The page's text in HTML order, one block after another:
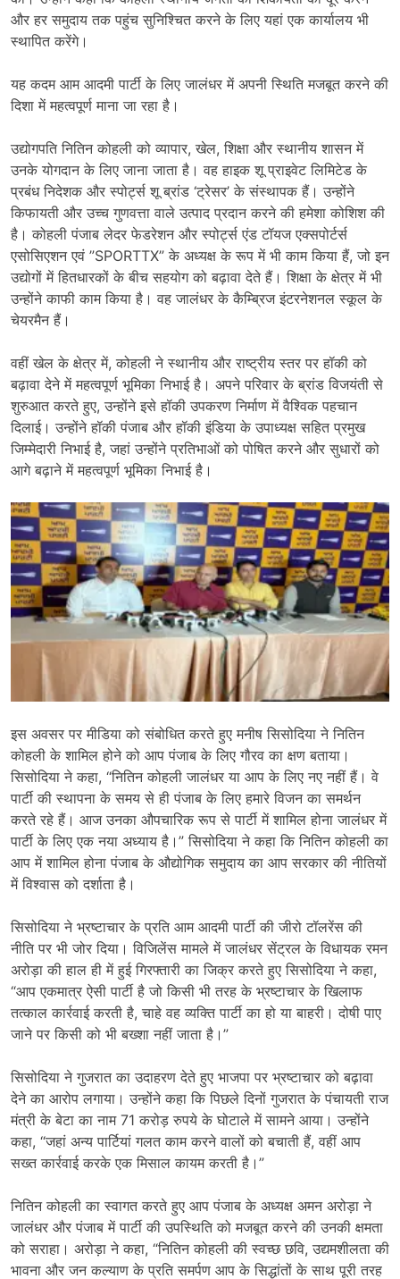
और हर समुदाय तक पहुंच सुनिश्चित करने के लिए यहां एक कार्यालय भी
स्थापित करेंगे।
यह कदम आम आदमी पार्टी के लिए जालंधर में अपनी स्थिति मजबूत करने की
दिशा में महत्वपूर्ण माना जा रहा है।
उद्योगपति नितिन कोहली को व्यापार, खेल, शिक्षा और स्थानीय शासन में
उनके योगदान के लिए जाना जाता है। वह हाइक शू प्राइवेट लिमिटेड के
प्रबंध निदेशक और स्पोर्ट्स शू ब्रांड ‘ट्रेसर’ के संस्थापक हैं। उन्होंने
किफायती और उच्च गुणवत्ता वाले उत्पाद प्रदान करने की हमेशा कोशिश की
है। कोहली पंजाब लेदर फेडरेशन और स्पोर्ट्स एंड टॉयज एक्सपोर्टर्स
एसोसिएशन एवं ”SPORTTX” के अध्यक्ष के रूप में भी काम किया हैं, जो इन
उद्योगों में हितधारकों के बीच सहयोग को बढ़ावा देते हैं। शिक्षा के क्षेत्र में भी
उन्होंने काफी काम किया है। वह जालंधर के कैम्ब्रिज इंटरनेशनल स्कूल के
चेयरमैन हैं।
वहीं खेल के क्षेत्र में, कोहली ने स्थानीय और राष्ट्रीय स्तर पर हॉकी को
बढ़ावा देने में महत्वपूर्ण भूमिका निभाई है। अपने परिवार के ब्रांड विजयंती से
शुरुआत करते हुए, उन्होंने इसे हॉकी उपकरण निर्माण में वैश्विक पहचान
दिलाई। उन्होंने हॉकी पंजाब और हॉकी इंडिया के उपाध्यक्ष सहित प्रमुख
जिम्मेदारी निभाई है, जहां उन्होंने प्रतिभाओं को पोषित करने और सुधारों को
आगे बढ़ाने में महत्वपूर्ण भूमिका निभाई है।
इस अवसर पर मीडिया को संबोधित करते हुए मनीष सिसोदिया ने नितिन
कोहली के शामिल होने को आप पंजाब के लिए गौरव का क्षण बताया।
सिसोदिया ने कहा, “नितिन कोहली जालंधर या आप के लिए नए नहीं हैं। वे
पार्टी की स्थापना के समय से ही पंजाब के लिए हमारे विजन का समर्थन
करते रहे हैं। आज उनका औपचारिक रूप से पार्टी में शामिल होना जालंधर में
पार्टी के लिए एक नया अध्याय है।” सिसोदिया ने कहा कि नितिन कोहली का
आप में शामिल होना पंजाब के औद्योगिक समुदाय का आप सरकार की नीतियों
में विश्वास को दर्शाता है।
सिसोदिया ने भ्रष्टाचार के प्रति आम आदमी पार्टी की जीरो टॉलरेंस की
नीति पर भी जोर दिया। विजिलेंस मामले में जालंधर सेंट्रल के विधायक रमन
अरोड़ा की हाल ही में हुई गिरफ्तारी का जिक्र करते हुए सिसोदिया ने कहा,
“आप एकमात्र ऐसी पार्टी है जो किसी भी तरह के भ्रष्टाचार के खिलाफ
तत्काल कार्रवाई करती है, चाहे वह व्यक्ति पार्टी का हो या बाहरी। दोषी पाए
जाने पर किसी को भी बख्शा नहीं जाता है।”
सिसोदिया ने गुजरात का उदाहरण देते हुए भाजपा पर भ्रष्टाचार को बढ़ावा
देने का आरोप लगाया। उन्होंने कहा कि पिछले दिनों गुजरात के पंचायती राज
मंत्री के बेटा का नाम 71 करोड़ रुपये के घोटाले में सामने आया। उन्होंने
कहा, “जहां अन्य पार्टियां गलत काम करने वालों को बचाती हैं, वहीं आप
सख्त कार्रवाई करके एक मिसाल कायम करती है।”
नितिन कोहली का स्वागत करते हुए आप पंजाब के अध्यक्ष अमन अरोड़ा ने
जालंधर और पंजाब में पार्टी की उपस्थिति को मजबूत करने की उनकी क्षमता
को सराहा। अरोड़ा ने कहा, “नितिन कोहली की स्वच्छ छवि, उद्यमशीलता की
भावना और जन कल्याण के प्रति समर्पण आप के सिद्धांतों के साथ पूरी तरह